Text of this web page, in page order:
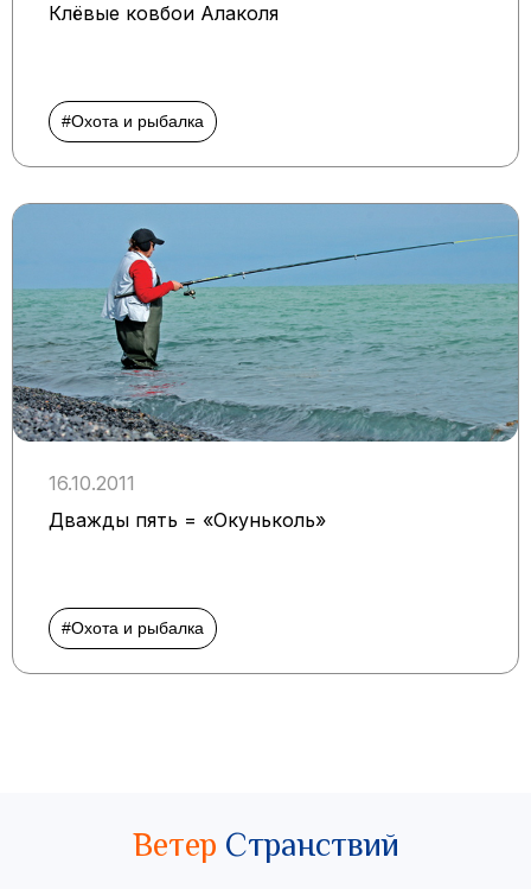
Клёвые ковбои Алаколя
#Охота и рыбалка
16.10.2011
Дважды пять = «Окуньколь»
#Охота и рыбалка
Ветер Странствий